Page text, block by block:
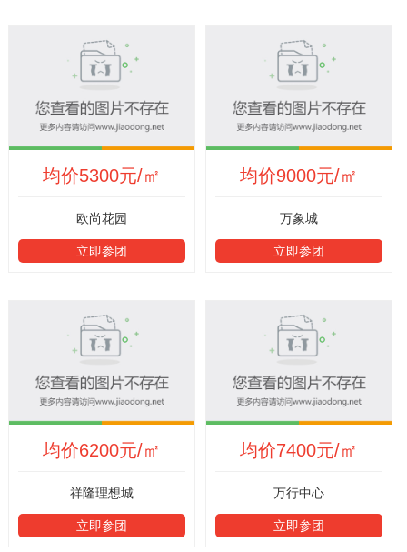
均价5300元/㎡
欧尚花园
立即参团
均价9000元/㎡
万象城
立即参团
均价6200元/㎡
祥隆理想城
立即参团
均价7400元/㎡
万行中心
立即参团